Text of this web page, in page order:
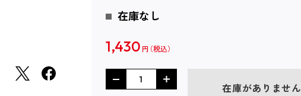
在庫なし
1,430 円
在庫がありません